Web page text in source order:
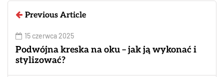
Previous Article
15 czerwca 2025
Podwójna kreska na oku – jak ją wykonać i
stylizować?